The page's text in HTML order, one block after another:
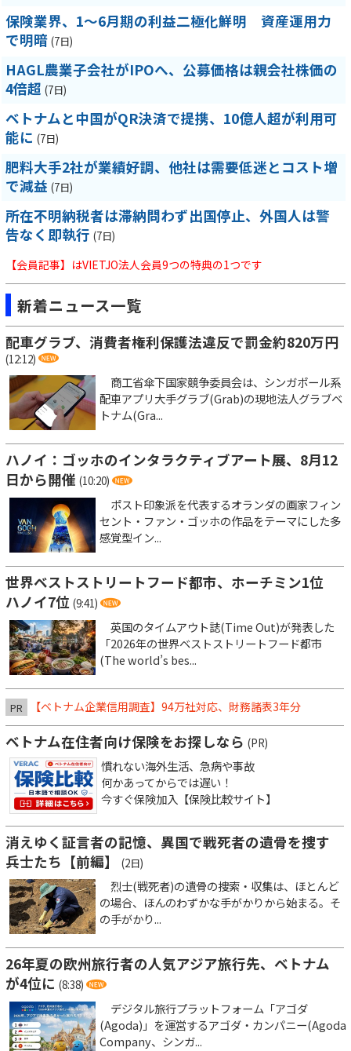
保険業界、1～6月期の利益二極化鮮明 資産運用力
で明暗 (7日)
HAGL農業子会社がIPOへ、公募価格は親会社株価の
4倍超 (7日)
ベトナムと中国がQR決済で提携、10億人超が利用可
能に (7日)
肥料大手2社が業績好調、他社は需要低迷とコスト増
で減益 (7日)
所在不明納税者は滞納問わず出国停止、外国人は警
告なく即執行 (7日)
【会員記事】はVIETJO法人会員9つの特典の1つです
新着ニュース一覧
配車グラブ、消費者権利保護法違反で罰金約820万円
(12:12)
商工省傘下国家競争委員会は、シンガポール系
配車アプリ大手グラブ(Grab)の現地法人グラブベ
トナム(Gra...
ハノイ：ゴッホのインタラクティブアート展、8月12
日から開催 (10:20)
ポスト印象派を代表するオランダの画家フィン
セント・ファン・ゴッホの作品をテーマにした多
感覚型イン...
世界ベストストリートフード都市、ホーチミン1位
ハノイ7位 (9:41)
英国のタイムアウト誌(Time Out)が発表した
「2026年の世界ベストストリートフード都市
(The world’s bes...
PR 【ベトナム企業信用調査】94万社対応、財務諸表3年分
ベトナム在住者向け保険をお探しなら (PR)
慣れない海外生活、急病や事故
何かあってからでは遅い！
今すぐ保険加入【保険比較サイト】
消えゆく証言者の記憶、異国で戦死者の遺骨を捜す
兵士たち【前編】
(2日)
烈士(戦死者)の遺骨の捜索・収集は、ほとんど
の場合、ほんのわずかな手がかりから始まる。そ
の手がかり...
26年夏の欧州旅行者の人気アジア旅行先、ベトナム
が4位に (8:38)
デジタル旅行プラットフォーム「アゴダ
(Agoda)」を運営するアゴダ・カンパニー(Agoda
Company、シンガ...